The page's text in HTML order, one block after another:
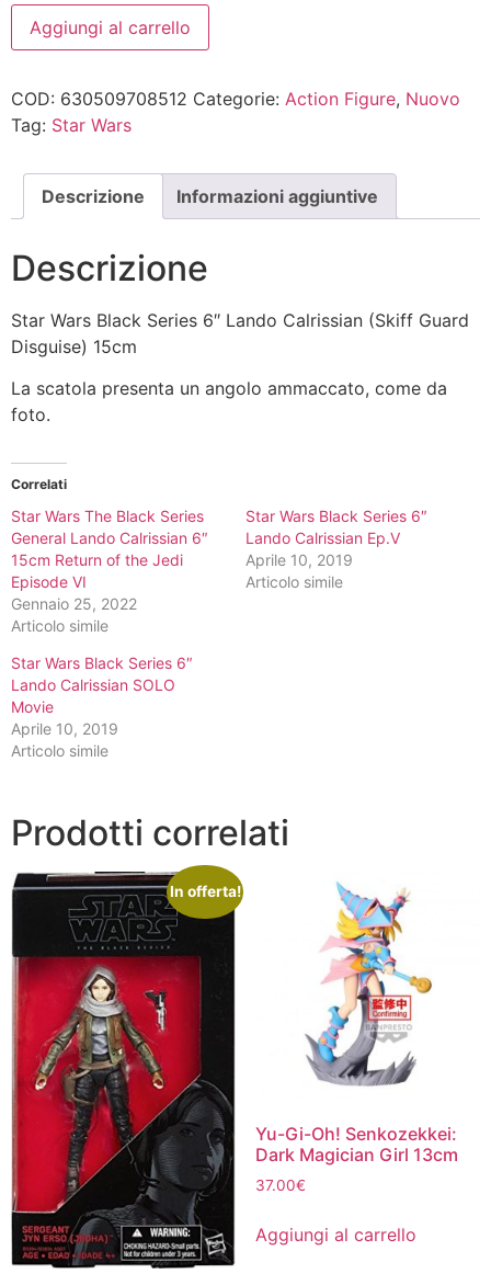
34.90€.17.45€.
Star
Wars
Black
Lando
Calrissian
(Skiff
Disguise)
15cm
quantità
Aggiungi al carrello
COD: 630509708512 Categorie: Action Figure, Nuovo
Tag: Star Wars
Descrizione Informazioni aggiuntive
Descrizione
Star Wars Black Series 6″ Lando Calrissian (Skiff Guard
Disguise) 15cm
La scatola presenta un angolo ammaccato, come da
foto.
Correlati
Star Wars The Black Series
General Lando Calrissian 6″
15cm Return of the Jedi
Episode VI
Gennaio 25, 2022
Articolo simile
Star Wars Black Series 6″
Lando Calrissian Ep.V
Aprile 10, 2019
Articolo simile
Star Wars Black Series 6″
Lando Calrissian SOLO
Movie
Aprile 10, 2019
Articolo simile
Prodotti correlati
In offerta!
Yu-Gi-Oh! Senkozekkei:
Dark Magician Girl 13cm
37.00€
Aggiungi al carrello